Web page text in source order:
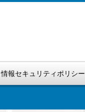
情報セキュリティポリシー